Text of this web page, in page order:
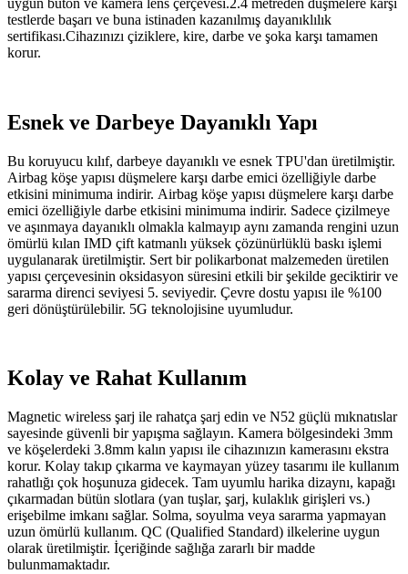
testlerde başarı ve buna istinaden kazanılmış dayanıklılık
sertifikası.Cihazınızı çiziklere, kire, darbe ve şoka karşı tamamen
korur.
Esnek ve Darbeye Dayanıklı Yapı
Bu koruyucu kılıf, darbeye dayanıklı ve esnek TPU'dan üretilmiştir.
Airbag köşe yapısı düşmelere karşı darbe emici özelliğiyle darbe
etkisini minimuma indirir. Airbag köşe yapısı düşmelere karşı darbe
emici özelliğiyle darbe etkisini minimuma indirir. Sadece çizilmeye
ve aşınmaya dayanıklı olmakla kalmayıp aynı zamanda rengini uzun
ömürlü kılan IMD çift katmanlı yüksek çözünürlüklü baskı işlemi
uygulanarak üretilmiştir. Sert bir polikarbonat malzemeden üretilen
yapısı çerçevesinin oksidasyon süresini etkili bir şekilde geciktirir ve
sararma direnci seviyesi 5. seviyedir. Çevre dostu yapısı ile %100
geri dönüştürülebilir. 5G teknolojisine uyumludur.
Kolay ve Rahat Kullanım
Magnetic wireless şarj ile rahatça şarj edin ve N52 güçlü mıknatıslar
sayesinde güvenli bir yapışma sağlayın. Kamera bölgesindeki 3mm
ve köşelerdeki 3.8mm kalın yapısı ile cihazınızın kamerasını ekstra
korur. Kolay takıp çıkarma ve kaymayan yüzey tasarımı ile kullanım
rahatlığı çok hoşunuza gidecek. Tam uyumlu harika dizaynı, kapağı
çıkarmadan bütün slotlara (yan tuşlar, şarj, kulaklık girişleri vs.)
erişebilme imkanı sağlar. Solma, soyulma veya sararma yapmayan
uzun ömürlü kullanım. QC (Qualified Standard) ilkelerine uygun
olarak üretilmiştir. İçeriğinde sağlığa zararlı bir madde
bulunmamaktadır.